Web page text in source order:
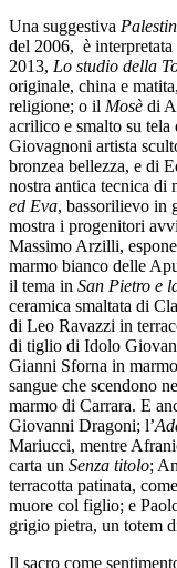
Una suggestiva
del 2006, è
2013, Lo studio della
originale, china e
religione; o il Mosè di
acrilico e smalto su
Giovagnoni artista
bronzea bellezza, e di
nostra antica tecnica di
ed Eva, bassorilievo in
mostra i progenitori
Massimo Arzilli, espone
marmo bianco delle
il tema in San Pietro e
ceramica smaltata di
di Leo Ravazzi in
di tiglio di Idolo
Gianni Sforna in
sangue che scendono
marmo di Carrara. E
Giovanni Dragoni; l’
Mariucci, mentre
carta un Senza titolo;
terracotta patinata,
muore col figlio; e
grigio pietra, un totem
Il sacro come